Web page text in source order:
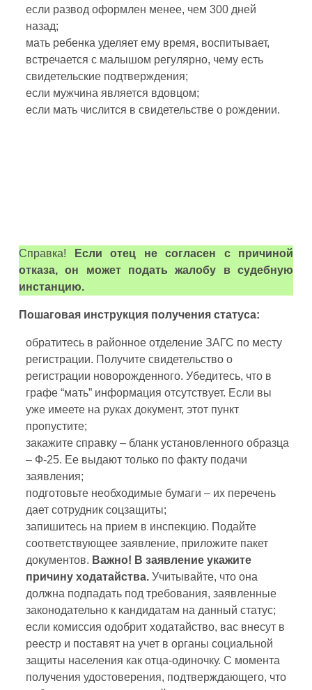
если развод оформлен менее, чем 300 дней
назад;
мать ребенка уделяет ему время, воспитывает,
встречается с малышом регулярно, чему есть
свидетельские подтверждения;
если мужчина является вдовцом;
если мать числится в свидетельстве о рождении.
Справка!
Если отец не согласен с причиной
отказа, он может подать жалобу в судебную
инстанцию.
Пошаговая инструкция получения статуса:
обратитесь в районное отделение ЗАГС по месту
регистрации. Получите свидетельство о
регистрации новорожденного. Убедитесь, что в
графе “мать” информация отсутствует. Если вы
уже имеете на руках документ, этот пункт
пропустите;
закажите справку – бланк установленного образца
– Ф-25. Ее выдают только по факту подачи
заявления;
подготовьте необходимые бумаги – их перечень
дает сотрудник соцзащиты;
запишитесь на прием в инспекцию. Подайте
соответствующее заявление, приложите пакет
документов. Важно! В заявление укажите
причину ходатайства. Учитывайте, что она
должна подпадать под требования, заявленные
законодательно к кандидатам на данный статус;
если комиссия одобрит ходатайство, вас внесут в
реестр и поставят на учет в органы социальной
защиты населения как отца-одиночку. С момента
получения удостоверения, подтверждающего, что